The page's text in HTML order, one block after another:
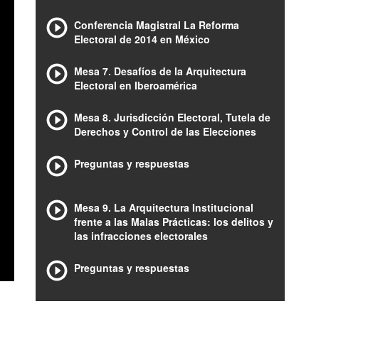
Conferencia Magistral La Reforma
Electoral de 2014 en México
Mesa 7. Desafíos de la Arquitectura
Electoral en Iberoamérica
Mesa 8. Jurisdicción Electoral, Tutela de
Derechos y Control de las Elecciones
Preguntas y respuestas
Mesa 9. La Arquitectura Institucional
frente a las Malas Prácticas: los delitos y
las infracciones electorales
Preguntas y respuestas